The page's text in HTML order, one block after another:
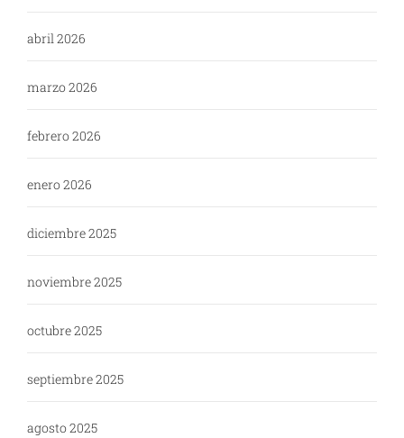
abril 2026
marzo 2026
febrero 2026
enero 2026
diciembre 2025
noviembre 2025
octubre 2025
septiembre 2025
agosto 2025